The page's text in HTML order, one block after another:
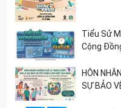
Tiểu Sử
Cộng
HÔN
SỰ BẢO